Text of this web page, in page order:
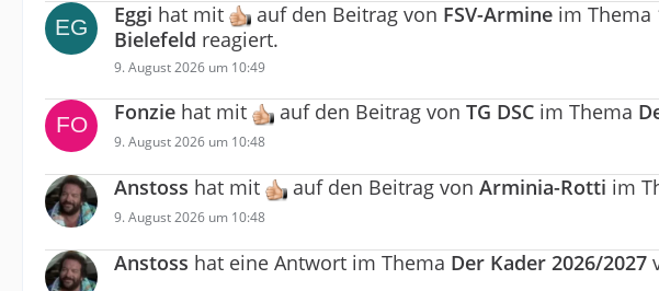
Eggi hat mit auf den Beitrag von FSV-Armine im Thema
Bielefeld reagiert.
9. August 2026 um 10:49
Fonzie hat mit auf den Beitrag von TG DSC im Thema
9. August 2026 um 10:48
Anstoss hat mit auf den Beitrag von Arminia-Rotti im
9. August 2026 um 10:48
Anstoss hat eine Antwort im Thema Der Kader 2026/2027